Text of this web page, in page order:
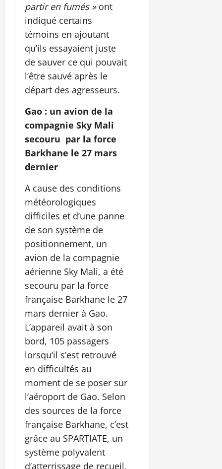
partir en fumés »ont
indiqué certains
témoins en ajoutant
qu’ils essayaient juste
de sauver ce qui pouvait
l’être sauvé après le
départ des agresseurs.
Gao : un avion de la
compagnie Sky Mali
secouru par la force
Barkhane le 27 mars
dernier
A cause des conditions
météorologiques
difficiles et d’une panne
de son système de
positionnement, un
avion de la compagnie
aérienne Sky Mali, a été
secouru par la force
française Barkhane le 27
mars dernier à Gao.
L’appareil avait à son
bord, 105 passagers
lorsqu’il s’est retrouvé
en difficultés au
moment de se poser sur
l’aéroport de Gao. Selon
des sources de la force
française Barkhane, c’est
grâce au SPARTIATE, un
système polyvalent
d’atterrissage de recueil,